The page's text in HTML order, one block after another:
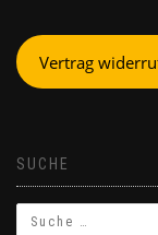
Vertrag
SUCHE